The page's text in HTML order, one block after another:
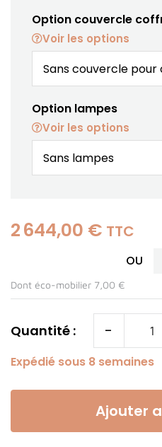
Option couvercle
Voir les options
Option lampes
Voir les options
2 644,00 € TTC
OU
Dont éco-mobilier 7,00 €
Quantité : -
Expédié sous 8 semaines
Ajouter